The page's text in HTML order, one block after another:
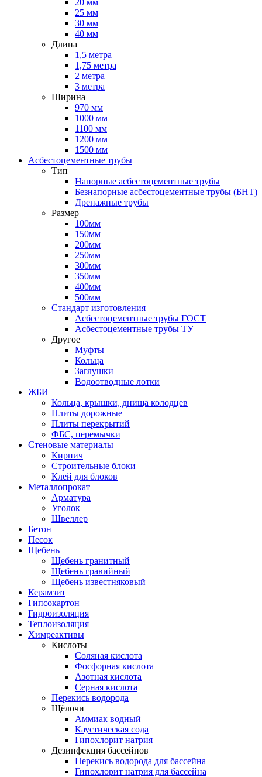
20 мм
25 мм
30 мм
40 мм
Длина
1,5 метра
1,75 метра
2 метра
3 метра
Ширина
970 мм
1000 мм
1100 мм
1200 мм
1500 мм
Асбестоцементные трубы
Тип
Напорные асбестоцементные трубы
Безнапорные асбестоцементные трубы (БНТ)
Дренажные трубы
Размер
100мм
150мм
200мм
250мм
300мм
350мм
400мм
500мм
Стандарт изготовления
Асбестоцементные трубы ГОСТ
Асбестоцементные трубы ТУ
Другое
Муфты
Кольца
Заглушки
Водоотводные лотки
ЖБИ
Кольца, крышки, днища колодцев
Плиты дорожные
Плиты перекрытий
ФБС, перемычки
Стеновые материалы
Кирпич
Строительные блоки
Клей для блоков
Металлопрокат
Арматура
Уголок
Швеллер
Бетон
Песок
Щебень
Щебень гранитный
Щебень гравийный
Щебень известняковый
Керамзит
Гипсокартон
Гидроизоляция
Теплоизоляция
Химреактивы
Кислоты
Соляная кислота
Фосфорная кислота
Азотная кислота
Серная кислота
Перекись водорода
Щёлочи
Аммиак водный
Каустическая сода
Гипохлорит натрия
Дезинфекция бассейнов
Перекись водорода для бассейна
Гипохлорит натрия для бассейна